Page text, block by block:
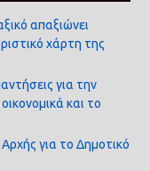
απαξιώνει
χάρτη της
για την
και το
για το Δημοτικό